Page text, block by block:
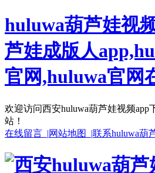
huluwa葫芦娃视
芦娃成版人
官网,huluwa官网
欢迎访问西安huluwa葫芦娃视频app
站！
在线留言 |网站地图 |联系huluwa葫